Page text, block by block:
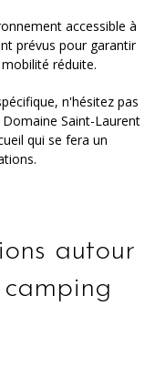
accessible à
prévus pour garantir
réduite.
n'hésitez pas
Saint-Laurent
qui se fera un
autour